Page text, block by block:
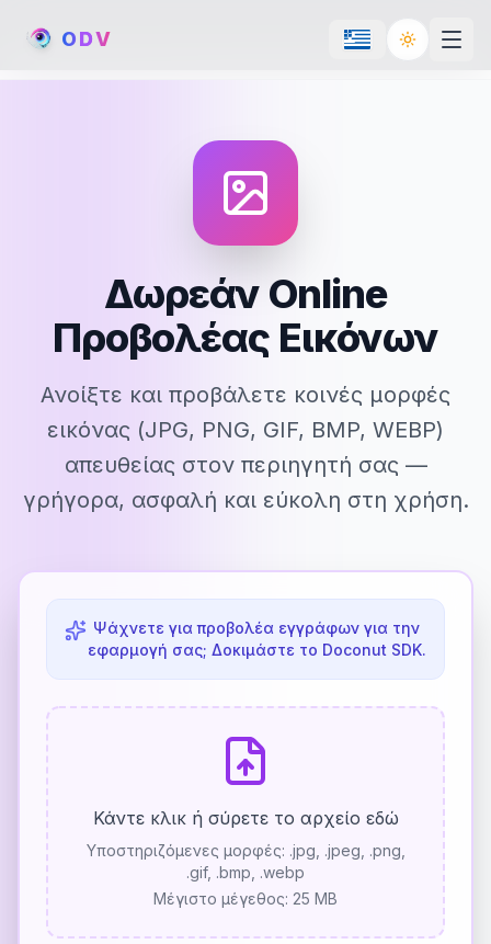
ODV Toggle
Δωρεάν Online
Προβολέας Εικόνων
Ανοίξτε και προβάλετε κοινές μορφές
εικόνας (JPG, PNG, GIF, BMP, WEBP)
απευθείας στον περιηγητή σας —
γρήγορα, ασφαλή και εύκολη στη χρήση.
Ψάχνετε για προβολέα εγγράφων για την
εφαρμογή σας; Δοκιμάστε το Doconut SDK.
Κάντε κλικ ή σύρετε το αρχείο εδώ
Υποστηριζόμενες μορφές: .jpg, .jpeg, .png,
.gif, .bmp, .webp
Μέγιστο μέγεθος: 25 MB